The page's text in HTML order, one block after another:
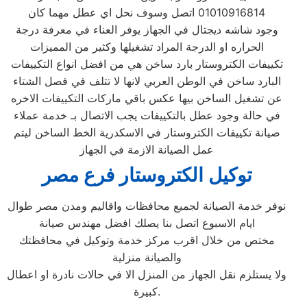
01010916814 اتصل وسوف نحل اي عطل مهما كان
وجود شاشه ديجتال في الجهاز يوفر العناء في معرفة درجة
الحراره او الدرجة المراد تشغيلها وكثير من المميزات
تكييفات الكتروستار بارد ساخن هي من افضل انواع التكييفات
البارد ساخن في الوطن العربي لانها لا تتلف في فصل الشتاء
عن تشغيل الساخن بيها عكس باقي ماركات التكييفات الاخره
في حالة وجود عطل بالتكييفات يجب الاتصال بـ خدمة عملاء
صيانة تكييفات الكتروستار في الاسكدرية الخط الساخن ليتم
عمل الصيانة الازمة في الجهاز
توكيل الكتروستار فرع مصر
نوفر خدمة الصيانة لجميع محافظات واقاليم ومدن مصر طوال
ايام الاسبوع اتصل بنا يصلك افضل مهندس صيانة
مختص من خلال اقرب مركز خدمة وتوكيل في محافظتك
والصيانة منزلية
ولا يستلزم نقل الجهاز من المنزل الا في حالات نادرة او اعطال
كبيرة.